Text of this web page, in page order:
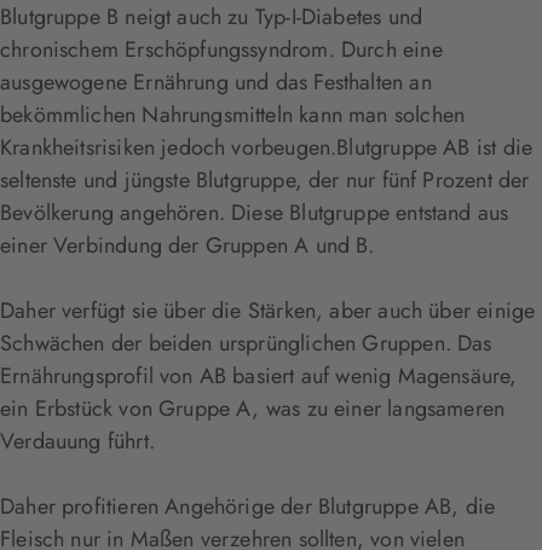
Blutgruppe B neigt auch zu Typ-I-Diabetes und
chronischem Erschöpfungssyndrom. Durch eine
ausgewogene Ernährung und das Festhalten an
bekömmlichen Nahrungsmitteln kann man solchen
Krankheitsrisiken jedoch vorbeugen.Blutgruppe AB ist die
seltenste und jüngste Blutgruppe, der nur fünf Prozent der
Bevölkerung angehören. Diese Blutgruppe entstand aus
einer Verbindung der Gruppen A und B.
Daher verfügt sie über die Stärken, aber auch über einige
Schwächen der beiden ursprünglichen Gruppen. Das
Ernährungsprofil von AB basiert auf wenig Magensäure,
ein Erbstück von Gruppe A, was zu einer langsameren
Verdauung führt.
Daher profitieren Angehörige der Blutgruppe AB, die
Fleisch nur in Maßen verzehren sollten, von vielen